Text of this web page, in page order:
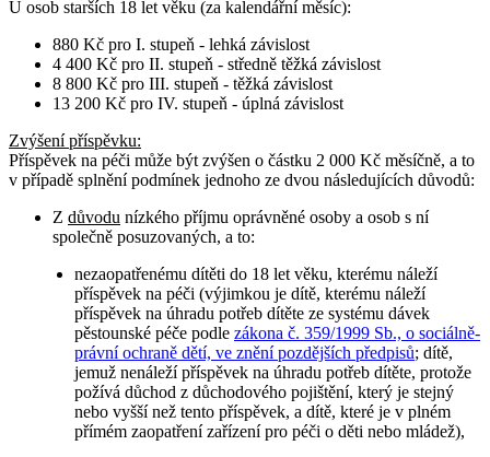
U osob starších 18 let věku (za kalendářní měsíc):
880 Kč pro I. stupeň - lehká závislost
4 400 Kč pro II. stupeň - středně těžká závislost
8 800 Kč pro III. stupeň - těžká závislost
13 200 Kč pro IV. stupeň - úplná závislost
Zvýšení příspěvku:
Příspěvek na péči může být zvýšen o částku 2 000 Kč měsíčně, a to
v případě splnění podmínek jednoho ze dvou následujících důvodů:
Z důvodu nízkého příjmu oprávněné osoby a osob s ní
společně posuzovaných, a to:
nezaopatřenému dítěti do 18 let věku, kterému náleží
příspěvek na péči (výjimkou je dítě, kterému náleží
příspěvek na úhradu potřeb dítěte ze systému dávek
pěstounské péče podlezákona č. 359/1999 Sb., o sociálně-
právní ochraně dětí, ve znění pozdějších předpisů; dítě,
jemuž nenáleží příspěvek na úhradu potřeb dítěte, protože
požívá důchod z důchodového pojištění, který je stejný
nebo vyšší než tento příspěvek, a dítě, které je v plném
přímém zaopatření zařízení pro péči o děti nebo mládež),